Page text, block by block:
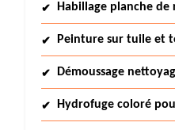
Habillage planche de
Peinture sur tuile et
Démoussage
Hydrofuge coloré